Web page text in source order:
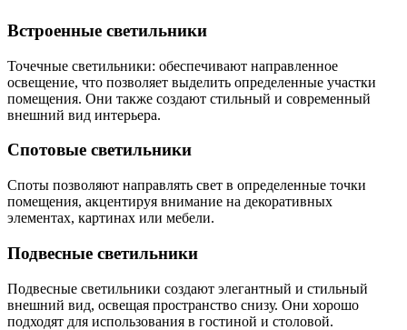
Встроенные светильники
Точечные светильники: обеспечивают направленное
освещение, что позволяет выделить определенные участки
помещения. Они также создают стильный и современный
внешний вид интерьера.
Спотовые светильники
Споты позволяют направлять свет в определенные точки
помещения, акцентируя внимание на декоративных
элементах, картинах или мебели.
Подвесные светильники
Подвесные светильники создают элегантный и стильный
внешний вид, освещая пространство снизу. Они хорошо
подходят для использования в гостиной и столовой.